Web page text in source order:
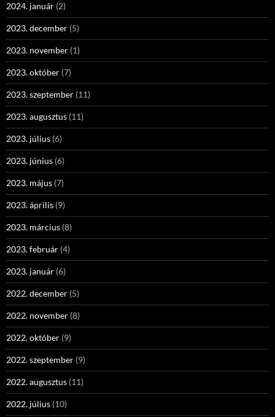
2024. január (2)
2023. december (5)
2023. november (1)
2023. október (7)
2023. szeptember (11)
2023. augusztus (11)
2023. július (6)
2023. június (6)
2023. május (7)
2023. április (9)
2023. március (8)
2023. február (4)
2023. január (6)
2022. december (5)
2022. november (8)
2022. október (9)
2022. szeptember (9)
2022. augusztus (11)
2022. július (10)